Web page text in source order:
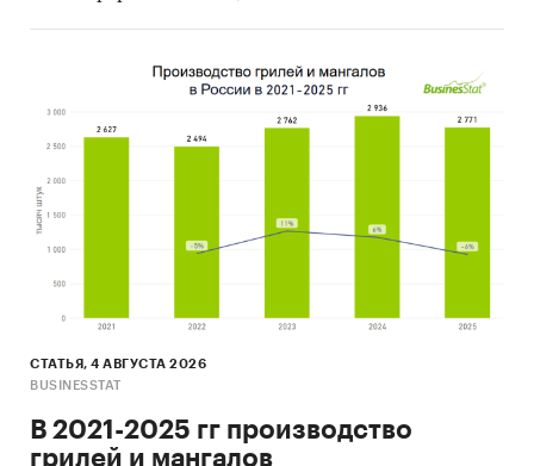
СТАТЬЯ, 4 АВГУСТА 2026
BUSINESSTAT
В 2021-2025 гг производство
грилей и мангалов